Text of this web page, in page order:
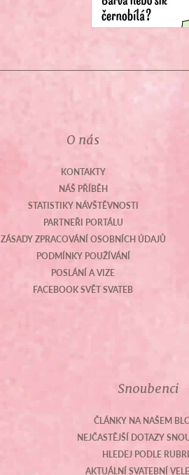
O nás
KONTAKTY
NÁŠ PŘÍBĚH
STATISTIKY NÁVŠTĚVNOSTI
PARTNEŘI PORTÁLU
ZÁSADY ZPRACOVÁNÍ OSOBNÍCH ÚDAJŮ
PODMÍNKY POUŽÍVÁNÍ
POSLÁNÍ A VIZE
FACEBOOK SVĚT SVATEB
Snoubenci
ČLÁNKY NA NAŠEM
NEJČASTĚJŠÍ DOTAZY
HLEDEJ PODLE
AKTUÁLNÍ SVATEBNÍ